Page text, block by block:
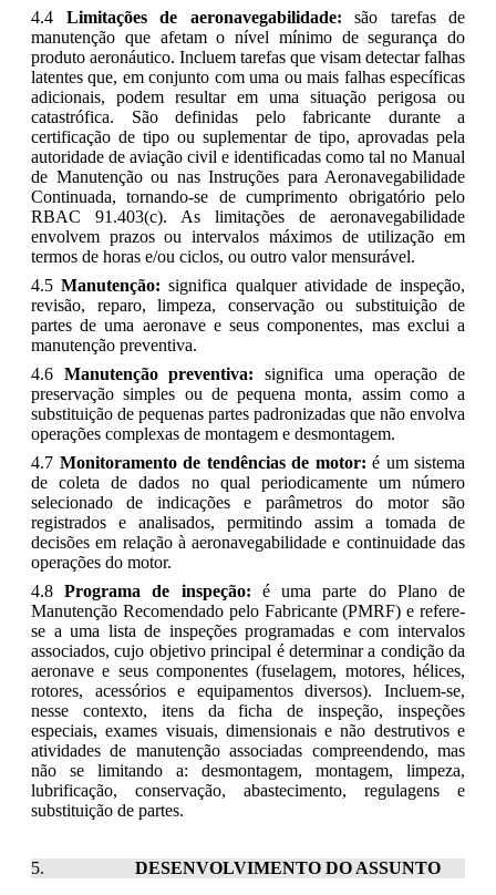
4.4 Limitações de aeronavegabilidade: são tarefas de
manutenção que afetam o nível mínimo de segurança do
produto aeronáutico. Incluem tarefas que visam detectar falhas
latentes que, em conjunto com uma ou mais falhas específicas
adicionais, podem resultar em uma situação perigosa ou
catastrófica. São definidas pelo fabricante durante a
certificação de tipo ou suplementar de tipo, aprovadas pela
autoridade de aviação civil e identificadas como tal no Manual
de Manutenção ou nas Instruções para Aeronavegabilidade
Continuada, tornando-se de cumprimento obrigatório pelo
RBAC 91.403(c). As limitações de aeronavegabilidade
envolvem prazos ou intervalos máximos de utilização em
termos de horas e/ou ciclos, ou outro valor mensurável.
4.5Manutenção: significa qualquer atividade de inspeção,
revisão, reparo, limpeza, conservação ou substituição de
partes de uma aeronave e seus componentes, mas exclui a
manutenção preventiva.
4.6 Manutenção preventiva: significa uma operação de
preservação simples ou de pequena monta, assim como a
substituição de pequenas partes padronizadas que não envolva
operações complexas de montagem e desmontagem.
4.7 Monitoramento de tendências de motor: é um sistema
de coleta de dados no qual periodicamente um número
selecionado de indicações e parâmetros do motor são
registrados e analisados, permitindo assim a tomada de
decisões em relação à aeronavegabilidade e continuidade das
operações do motor.
4.8Programa de inspeção: é uma parte do Plano de
Manutenção Recomendado pelo Fabricante (PMRF) e refere-
se a uma lista de inspeções programadas e com intervalos
associados, cujo objetivo principal é determinar a condição da
aeronave e seus componentes (fuselagem, motores, hélices,
rotores, acessórios e equipamentos diversos). Incluem-se,
nesse contexto, itens da ficha de inspeção, inspeções
especiais, exames visuais, dimensionais e não destrutivos e
atividades de manutenção associadas compreendendo, mas
não se limitando a: desmontagem, montagem, limpeza,
lubrificação, conservação, abastecimento, regulagens e
substituição de partes.
DESENVOLVIMENTO DO ASSUNTO